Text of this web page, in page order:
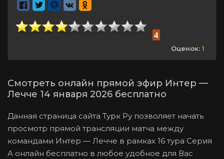
Данная страница сайта Турк Ру позволяет начать
просмотр прямой трансляции матча между
командами Интер — Лечче в рамках 16 тура Серия
А онлайн бесплатно в любое удобное для Вас
Смотреть онлайн прямой эфир Интер —
Лечче 14 января 2026 бесплатно
4
Оценок: 1